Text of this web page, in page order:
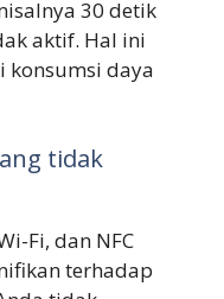
30 detik
aktif. Hal ini
konsumsi daya
tidak
Fi, dan NFC
terhadap